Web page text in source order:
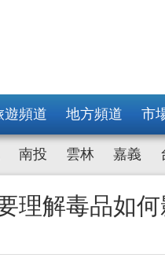
遊頻道 地方頻道 市
南投 雲林 嘉義
解毒品如何